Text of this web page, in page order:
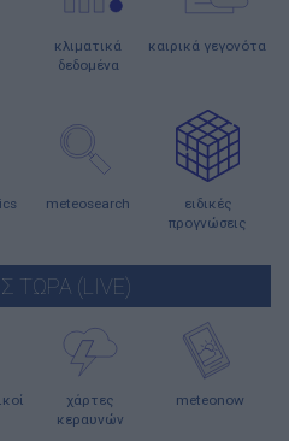
κλιματικά
δεδομένα
καιρικά γεγονότα
meteosearch
ειδικές
προγνώσεις
ΤΩΡΑ (LIVE)
χάρτες
κεραυνών
meteonow